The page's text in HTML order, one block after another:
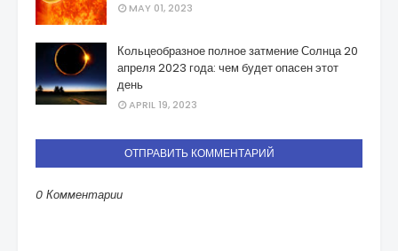
MAY 01, 2023
Кольцеобразное полное затмение Солнца 20
апреля 2023 года: чем будет опасен этот
день
APRIL 19, 2023
ОТПРАВИТЬ КОММЕНТАРИЙ
0 Комментарии